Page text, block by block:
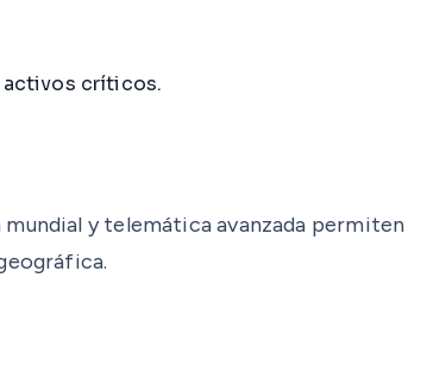
activos críticos.
y telemática avanzada permiten